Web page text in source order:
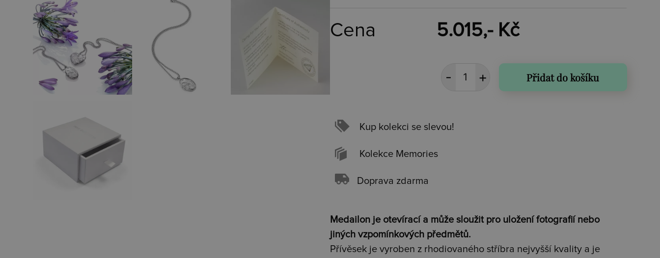
Cena 5.015,- Kč
Přidat do košíku
Kup kolekci se slevou!
Kolekce Memories
Doprava zdarma
Medailon je otevírací a může sloužit pro uložení fotografií nebo
jiných vzpomínkových předmětů.
Přívěsek je vyroben z rhodiovaného stříbra nejvyšší kvality a je